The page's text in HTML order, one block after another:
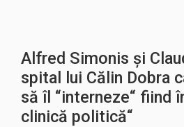
Alfred Simonis și
spital lui Călin Dobra
să îl “interneze“ fiind
clinică politică“